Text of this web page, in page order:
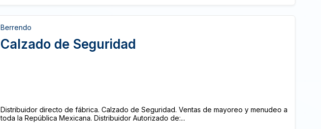
Berrendo
Calzado de Seguridad
Distribuidor directo de fábrica. Calzado de Seguridad. Ventas de mayoreo y menudeo a
toda la República Mexicana. Distribuidor Autorizado de:...